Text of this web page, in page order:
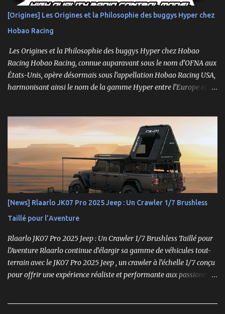
Roulements à billes, visserie hex, châssis aluminium 2mm Essieux
portiques avec pignons en métal Spools aluminium usinés 7mm
hexes + nouveau composé de pneus haute adhérence Nouvelle
[Origines] Les Origines et la Philosophie des buggys Hyper chez
Hobao Racing
Les Origines et la Philosophie des buggys Hyper chez Hobao
Racing Hobao Racing, connue auparavant sous le nom d’OFNA aux
États-Unis, opère désormais sous l’appellation Hobao Racing USA,
harmonisant ainsi le nom de la gamme Hyper entre l’Europe et les
Hyper, véritable référence pour les amateurs de buggys tout-
terrain, s’est imposée depuis son lancement dans les années 1990
comme un choix incontournable. Conçue pour répondre aux
exigences des pilotes compétitifs, elle se distingue par ses
performances optimales, sa robustesse et sa modularité, des
atouts essentiels sur les circuits off-road.
[News] Rlaarlo JK07 Pro 2025 Jeep : Un Crawler 1/7 Brushless
Taillé pour l’Aventure
Rlaarlo JK07 Pro 2025 Jeep : Un Crawler 1/7 Brushless Taillé pour
l’Aventure Rlaarlo continue d’élargir sa gamme de véhicules tout-
terrain avec le JK07 Pro 2025 Jeep , un crawler à l’échelle 1/7 conçu
pour offrir une expérience réaliste et performante aux passionnés